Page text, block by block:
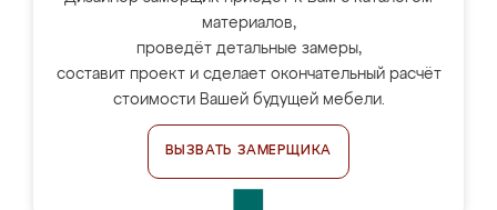
материалов,
проведёт детальные замеры,
составит проект и сделает окончательный расчёт
стоимости Вашей будущей мебели.
ВЫЗВАТЬ ЗАМЕРЩИКА